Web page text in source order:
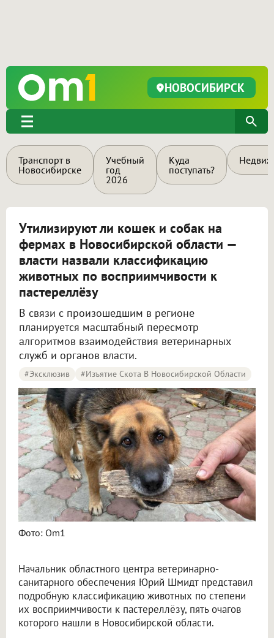
НОВОСИБИРСК
Транспорт в
Новосибирске
Учебный
год
2026
Куда
поступать?
Утилизируют ли кошек и собак на
фермах в Новосибирской области —
власти назвали классификацию
животных по восприимчивости к
пастереллёзу
В связи с произошедшим в регионе
планируется масштабный пересмотр
алгоритмов взаимодействия ветеринарных
служб и органов власти.
#эксклюзив #Изъятие Скота В Новосибирской Области
Фото: Om1
Начальник областного центра ветеринарно-
санитарного обеспечения Юрий Шмидт представил
подробную классификацию животных по степени
их восприимчивости к пастереллёзу, пять очагов
которого нашли в Новосибирской области.